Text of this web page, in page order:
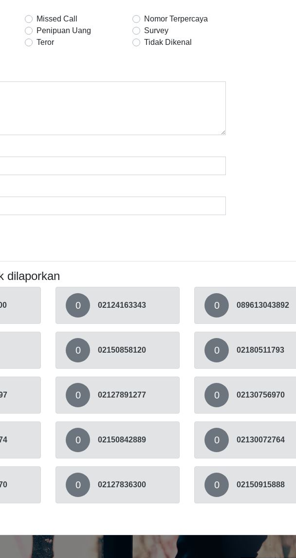
Missed Call
Nomor Terpercaya
Penipuan Uang
Survey
Teror
Tidak Dikenal
dilaporkan
0 02124163343 0 089613043892
0 02150858120 0 02180511793
0 02127891277 0 02130756970
0 02150842889 0 02130072764
0 02127836300 0 02150915888